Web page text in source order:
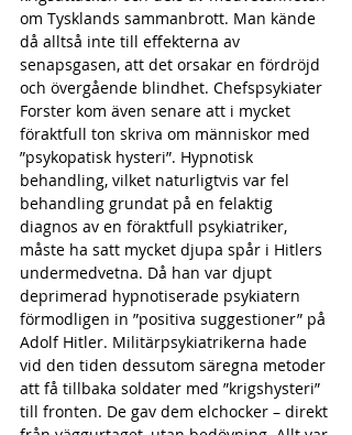
om Tysklands sammanbrott. Man kände
då alltså inte till effekterna av
senapsgasen, att det orsakar en fördröjd
och övergående blindhet. Chefspsykiater
Forster kom även senare att i mycket
föraktfull ton skriva om människor med
”psykopatisk hysteri”. Hypnotisk
behandling, vilket naturligtvis var fel
behandling grundat på en felaktig
diagnos av en föraktfull psykiatriker,
måste ha satt mycket djupa spår i Hitlers
undermedvetna. Då han var djupt
deprimerad hypnotiserade psykiatern
förmodligen in ”positiva suggestioner” på
Adolf Hitler. Militärpsykiatrikerna hade
vid den tiden dessutom säregna metoder
att få tillbaka soldater med ”krigshysteri”
till fronten. De gav dem elchocker – direkt